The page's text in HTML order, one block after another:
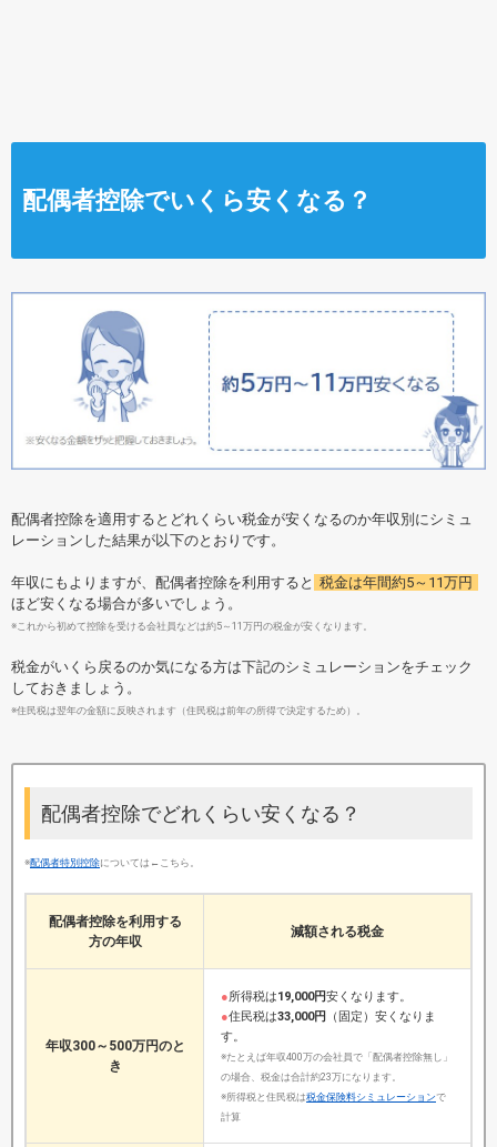
配偶者控除でいくら安くなる？
配偶者控除を適用するとどれくらい税金が安くなるのか年収別にシミュ
レーションした結果が以下のとおりです。
年収にもよりますが、配偶者控除を利用すると 税金は年間約5～11万円
ほど安くなる場合が多いでしょう。
※これから初めて控除を受ける会社員などは約5～11万円の税金が安くなります。
税金がいくら戻るのか気になる方は下記のシミュレーションをチェック
しておきましょう。
※住民税は翌年の金額に反映されます（住民税は前年の所得で決定するため）。
配偶者控除でどれくらい安くなる？
※配偶者特別控除については←こちら。
配偶者控除を利用する
方の年収
減額される税金
年収300～500万円のと
き
●所得税は19,000円安くなります。
●住民税は33,000円
（固定）安くなりま
す。
※たとえば年収400万の会社員で「配偶者控除無し」
の場合、税金は合計約23万になります。
※所得税と住民税は税金保険料シミュレーション で
計算